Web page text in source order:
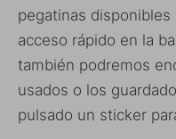
pegatinas disponibles
acceso rápido en la
también podremos
usados o los
pulsado un sticker